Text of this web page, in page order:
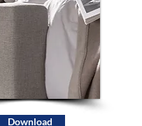
Download